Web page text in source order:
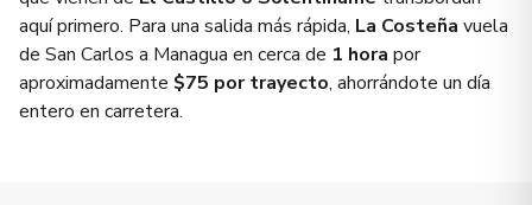
aquí primero. Para una salida más rápida, La Costeña vuela
de San Carlos a Managua en cerca de 1 hora por
aproximadamente $75 por trayecto, ahorrándote un día
entero en carretera.